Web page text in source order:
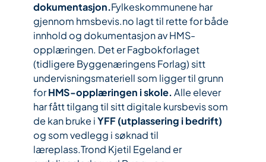
dokumentasjon.Fylkeskommunene har
gjennom hmsbevis.no lagt til rette for både
innhold og dokumentasjon av HMS-
opplæringen. Det er Fagbokforlaget
(tidligere Byggenæringens Forlag) sitt
undervisningsmateriell som ligger til grunn
forHMS-opplæringen i skole.Alle elever
har fått tilgang til sitt digitale kursbevis som
de kan bruke iYFF (utplassering i bedrift)
og som vedlegg i søknad til
læreplass.Trond Kjetil Egeland er